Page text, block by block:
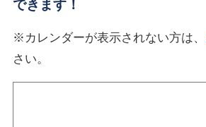
できます！
※カレンダーが表示されない方は、
さい。